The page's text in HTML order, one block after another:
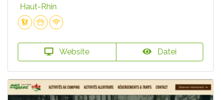
Haut-Rhin
Website Datei